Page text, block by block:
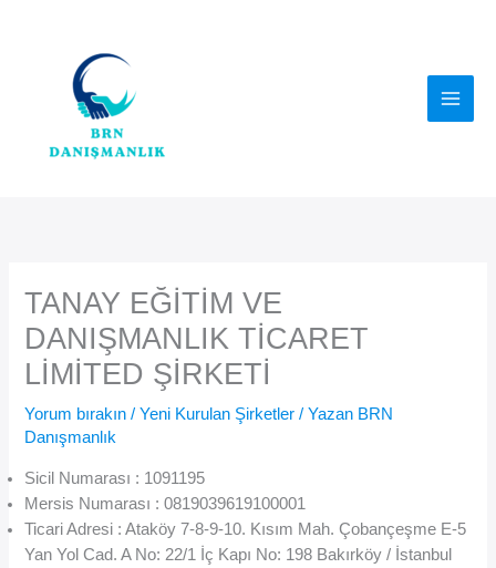
TANAY EĞİTİM VE
DANIŞMANLIK TİCARET
LİMİTED ŞİRKETİ
Yorum bırakın /Yeni Kurulan Şirketler / Yazan BRN
Danışmanlık
Sicil Numarası : 1091195
Mersis Numarası : 0819039619100001
Ticari Adresi : Ataköy 7-8-9-10. Kısım Mah. Çobançeşme E-5
Yan Yol Cad. A No: 22/1 İç Kapı No: 198 Bakırköy / İstanbul